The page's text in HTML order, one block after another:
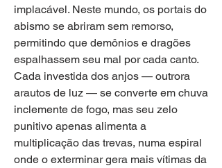
implacável. Neste mundo, os portais do
abismo se abriram sem remorso,
permitindo que demônios e dragões
espalhassem seu mal por cada canto.
Cada investida dos anjos — outrora
arautos de luz — se converte em chuva
inclemente de fogo, mas seu zelo
punitivo apenas alimenta a
multiplicação das trevas, numa espiral
onde o exterminar gera mais vítimas da